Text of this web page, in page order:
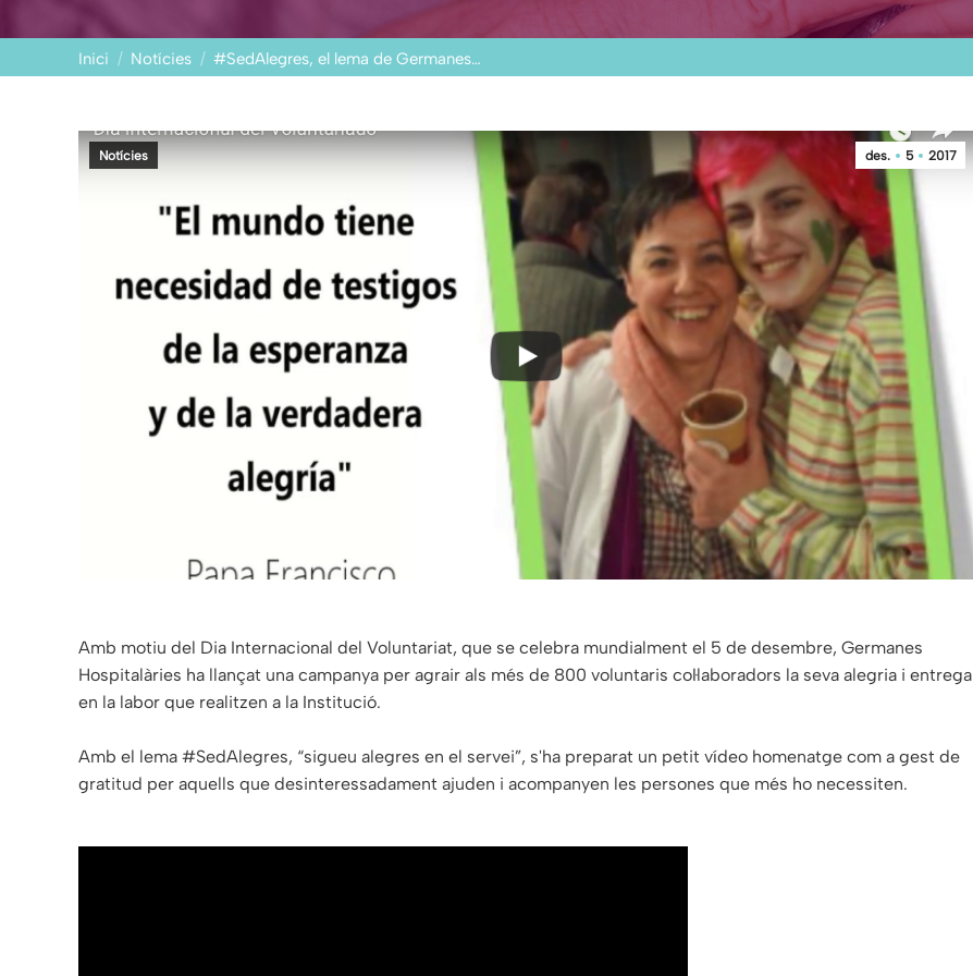
You are here:
Inici Notícies #SedAlegres, el lema de Germanes…
des. 5 2017
Notícies
Amb motiu del Dia Internacional del Voluntariat, que se celebra mundialment el 5 de desembre, Germanes
Hospitalàries ha llançat una campanya per agrair als més de 800 voluntaris col·laboradors la seva alegria i entrega
en la labor que realitzen a la Institució.
Amb el lema #SedAlegres, “sigueu alegres en el servei”, s'ha preparat un petit vídeo homenatge com a gest de
gratitud per aquells que desinteressadament ajuden i acompanyen les persones que més ho necessiten.